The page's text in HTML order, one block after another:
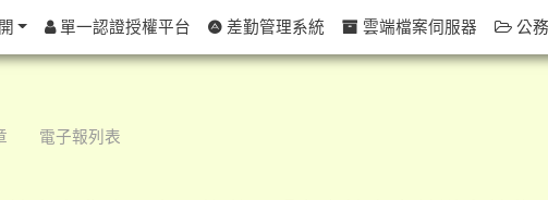
電子報列表
單一認證授權平台 差勤管理系統 雲端檔案伺服器 公